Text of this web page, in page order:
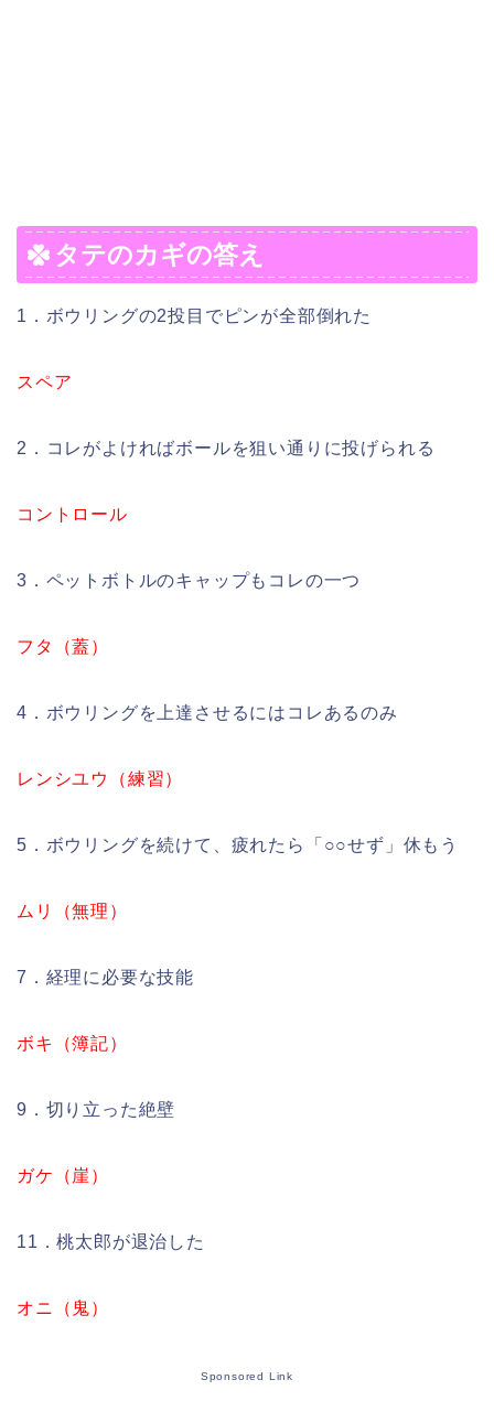
タテのカギの答え
1．ボウリングの2投目でピンが全部倒れた
スペア
2．コレがよければボールを狙い通りに投げられる
コントロール
3．ペットボトルのキャップもコレの一つ
フタ（蓋）
4．ボウリングを上達させるにはコレあるのみ
レンシユウ（練習）
5．ボウリングを続けて、疲れたら「○○せず」休もう
ムリ（無理）
7．経理に必要な技能
ボキ（簿記）
9．切り立った絶壁
ガケ（崖）
11．桃太郎が退治した
オニ（鬼）
Sponsored Link